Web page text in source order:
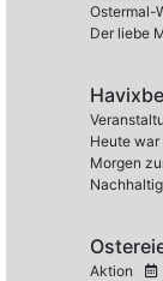
Ostermal-
Der liebe
Heute
Morgen
Aktion